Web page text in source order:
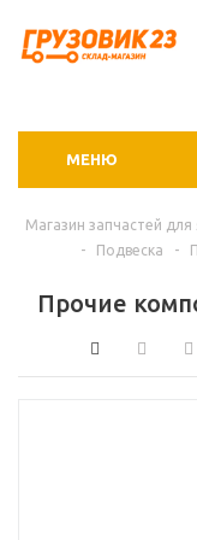
МЕНЮ
Магазин запчастей для
-
Подвеска -
Прочие